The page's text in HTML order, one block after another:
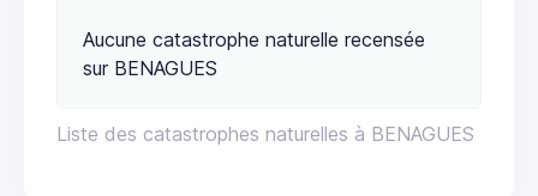
Liste des catastrophes naturelles à BENAGUES
Aucune catastrophe naturelle recensée
sur BENAGUES